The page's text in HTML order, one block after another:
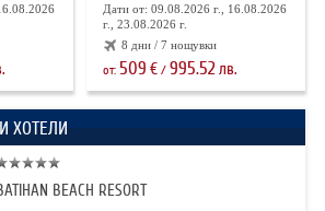
Дати от: 09.08.2026 г., 16.08.2026
г., 23.08.2026 г.
8 дни / 7 нощувки
от:509 € /995.52лв.
ХОТЕЛИ
BEACH RESORT